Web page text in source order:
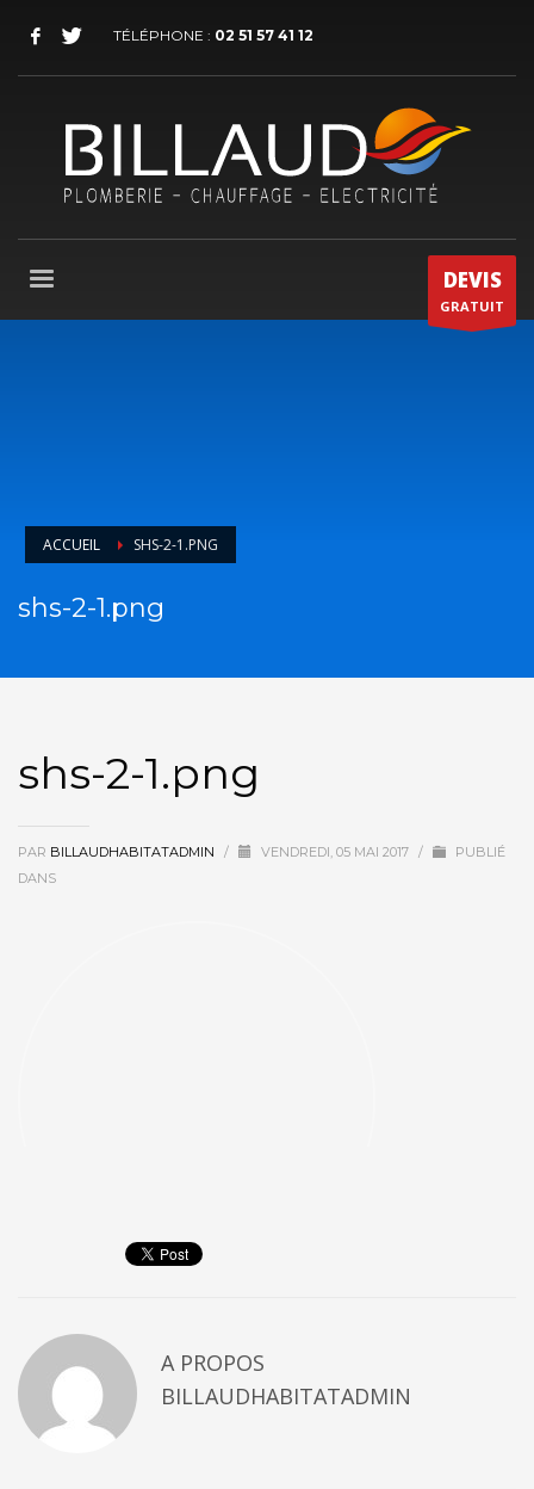
TÉLÉPHONE : 02 51 57 41 12
DEVIS
GRATUIT
ACCUEIL SHS-2-1.PNG
shs-2-1.png
shs-2-1.png
PAR BILLAUDHABITATADMIN / VENDREDI, 05 MAI 2017 /
PUBLIÉ
DANS
A PROPOS
BILLAUDHABITATADMIN